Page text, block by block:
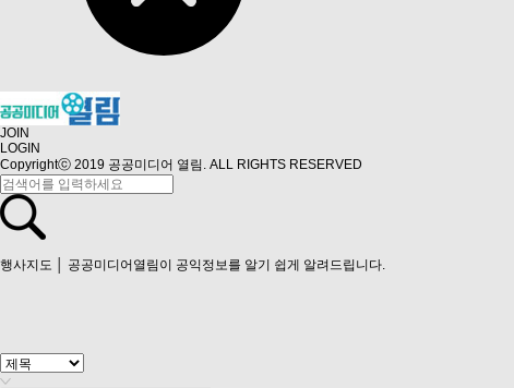
JOIN
LOGIN
Copyrightⓒ 2019 공공미디어 열림. ALL RIGHTS RESERVED
행사지도 │ 공공미디어열림이 공익정보를 알기 쉽게 알려드립니다.